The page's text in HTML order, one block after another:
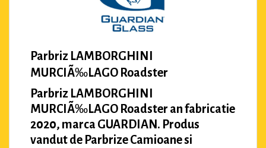
Parbriz LAMBORGHINI
MURCIÃ‰LAGO Roadster
Parbriz LAMBORGHINI
MURCIÃ‰LAGO Roadster an fabricatie
2020, marca GUARDIAN. Produs
vandut de Parbrize Camioane si